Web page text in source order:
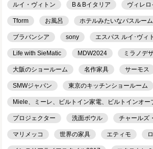
ルイ・ヴィトン B＆Bイタリア ヴィレロ
Tform お風呂 ホテルみたいなバスルーム
ブラバンシア sony エスパス ルイ･ヴィ
Life with SieMatic MDW2024 ミラノデ
大阪のショールーム 名作家具 サーモス
SMWジャパン 東京のキッチンショールーム
Miele、ミーレ、ビルトイン家電、ビルトインオ
プロジェクター 洗面ボウル チャールズ
マリメッコ 世界の家具 エティモ